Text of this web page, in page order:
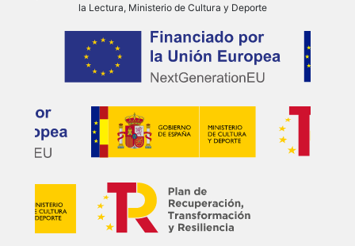
la Lectura, Ministerio de Cultura y Deporte